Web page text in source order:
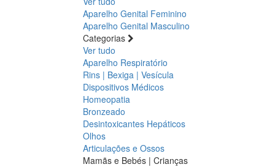
Aparelho Genital Feminino
Aparelho Genital Masculino
Categorias
Ver tudo
Aparelho Respiratório
Rins | Bexiga | Vesícula
Dispositivos Médicos
Homeopatia
Bronzeado
Desintoxicantes Hepáticos
Olhos
Articulações e Ossos
Mamãs e Bebés | Crianças